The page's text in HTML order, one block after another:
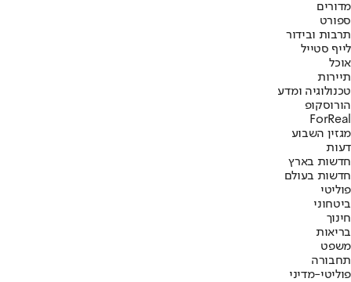
מדורים
ספורט
תרבות ובידור
לייף סטייל
אוכל
תיירות
טכנולוגיה ומדע
הורוסקופ
ForReal
מגזין השבוע
דעות
חדשות בארץ
חדשות בעולם
פוליטי
ביטחוני
חינוך
בריאות
משפט
תחבורה
פוליטי-מדיני